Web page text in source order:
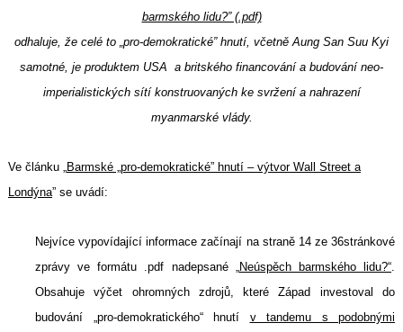
barmského lidu?” (.pdf)
odhaluje, že celé to „pro-demokratické” hnutí, včetně Aung San Suu Kyi
samotné, je produktem USA a britského financování a budování neo-
imperialistických sítí konstruovaných ke svržení a nahrazení
myanmarské vlády.
Ve článku „Barmské „pro-demokratické” hnutí – výtvor Wall Street a
Londýna” se uvádí:
Nejvíce vypovídající informace začínají na straně 14 ze 36stránkové
zprávy ve formátu .pdf nadepsané „Neúspěch barmského lidu?“.
Obsahuje výčet ohromných zdrojů, které Západ investoval do
budování „pro-demokratického“ hnutí v tandemu s podobnými